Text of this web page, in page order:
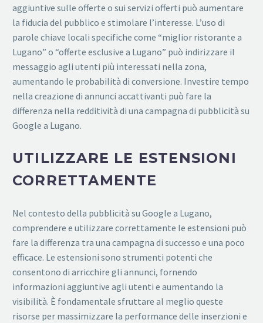
aggiuntive sulle offerte o sui servizi offerti può aumentare
la fiducia del pubblico e stimolare l’interesse. L’uso di
parole chiave locali specifiche come “miglior ristorante a
Lugano” o “offerte esclusive a Lugano” può indirizzare il
messaggio agli utenti più interessati nella zona,
aumentando le probabilità di conversione. Investire tempo
nella creazione di annunci accattivanti può fare la
differenza nella redditività di una campagna di pubblicità su
Google a Lugano.
UTILIZZARE LE ESTENSIONI
CORRETTAMENTE
Nel contesto della pubblicità su Google a Lugano,
comprendere e utilizzare correttamente le estensioni può
fare la differenza tra una campagna di successo e una poco
efficace. Le estensioni sono strumenti potenti che
consentono di arricchire gli annunci, fornendo
informazioni aggiuntive agli utenti e aumentando la
visibilità. È fondamentale sfruttare al meglio queste
risorse per massimizzare la performance delle inserzioni e